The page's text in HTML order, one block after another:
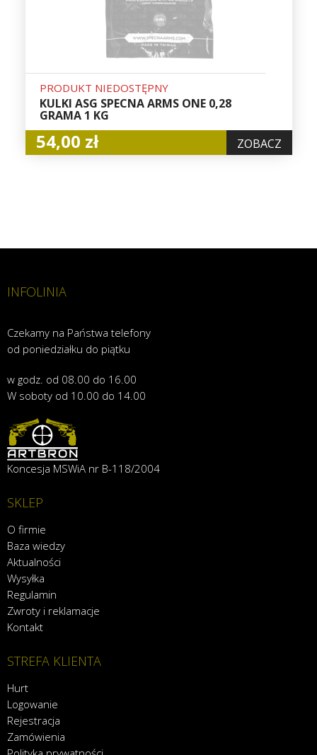
PRODUKT NIEDOSTĘPNY
KULKI ASG SPECNA ARMS ONE 0,28
GRAMA 1 KG
54,00 zł ZOBACZ
INFOLINIA
Czekamy na Państwa telefony
od poniedziałku do piątku
w godz. od 08.00 do 16.00
W soboty od 10.00 do 14.00
Koncesja MSWiA nr B-118/2004
SKLEP
O firmie
Baza wiedzy
Aktualności
Wysyłka
Regulamin
Zwroty i reklamacje
Kontakt
STREFA KLIENTA
Hurt
Logowanie
Rejestracja
Zamówienia